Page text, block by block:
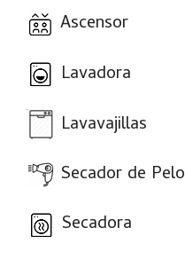
Ascensor
Lavadora
Lavavajillas
Secador de Pelo
Secadora